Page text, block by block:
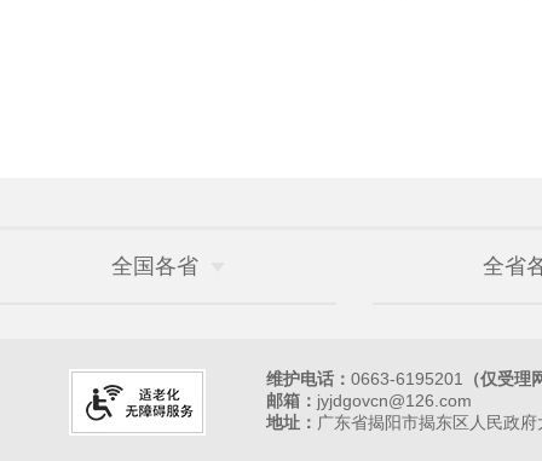
全国各省 全省
维护电话： 0663-6195201 （仅受
邮箱： jyjdgovcn@126.com
地址： 广东省揭阳市揭东区人民政